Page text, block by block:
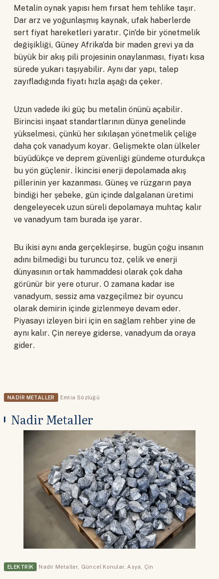
Metalin oynak yapısı hem fırsat hem tehlike taşır.
Dar arz ve yoğunlaşmış kaynak, ufak haberlerde
sert fiyat hareketleri yaratır. Çin'de bir yönetmelik
değişikliği, Güney Afrika'da bir maden grevi ya da
büyük bir akış pili projesinin onaylanması, fiyatı kısa
sürede yukarı taşıyabilir. Aynı dar yapı, talep
zayıfladığında fiyatı hızla aşağı da çeker.
Uzun vadede iki güç bu metalin önünü açabilir.
Birincisi inşaat standartlarının dünya genelinde
yükselmesi, çünkü her sıkılaşan yönetmelik çeliğe
daha çok vanadyum koyar. Gelişmekte olan ülkeler
büyüdükçe ve deprem güvenliği gündeme oturdukça
bu yön güçlenir. İkincisi enerji depolamada akış
pillerinin yer kazanması. Güneş ve rüzgarın paya
bindiği her şebeke, gün içinde dalgalanan üretimi
dengeleyecek uzun süreli depolamaya muhtaç kalır
ve vanadyum tam burada işe yarar.
Bu ikisi aynı anda gerçekleşirse, bugün çoğu insanın
adını bilmediği bu turuncu toz, çelik ve enerji
dünyasının ortak hammaddesi olarak çok daha
görünür bir yere oturur. O zamana kadar ise
vanadyum, sessiz ama vazgeçilmez bir oyuncu
olarak demirin içinde gizlenmeye devam eder.
Piyasayı izleyen biri için en sağlam rehber yine de
aynı kalır. Çin nereye giderse, vanadyum da oraya
gider.
NADIR METALLER Emtia Sözlüğü
Nadir Metaller
ELEKTRIK Nadir Metaller Güncel Konular Asya Çin